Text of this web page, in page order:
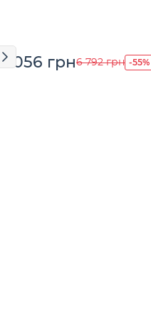
3 056 грн6 792 грн -55%